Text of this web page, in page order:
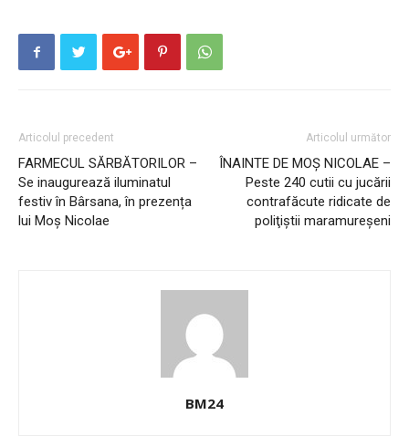
Articolul precedent
FARMECUL SĂRBĂTORILOR –
Se inaugurează iluminatul
festiv în Bârsana, în prezența
lui Moș Nicolae
Articolul următor
ÎNAINTE DE MOȘ NICOLAE –
Peste 240 cutii cu jucării
contrafăcute ridicate de
poliţiştii maramureșeni
BM24